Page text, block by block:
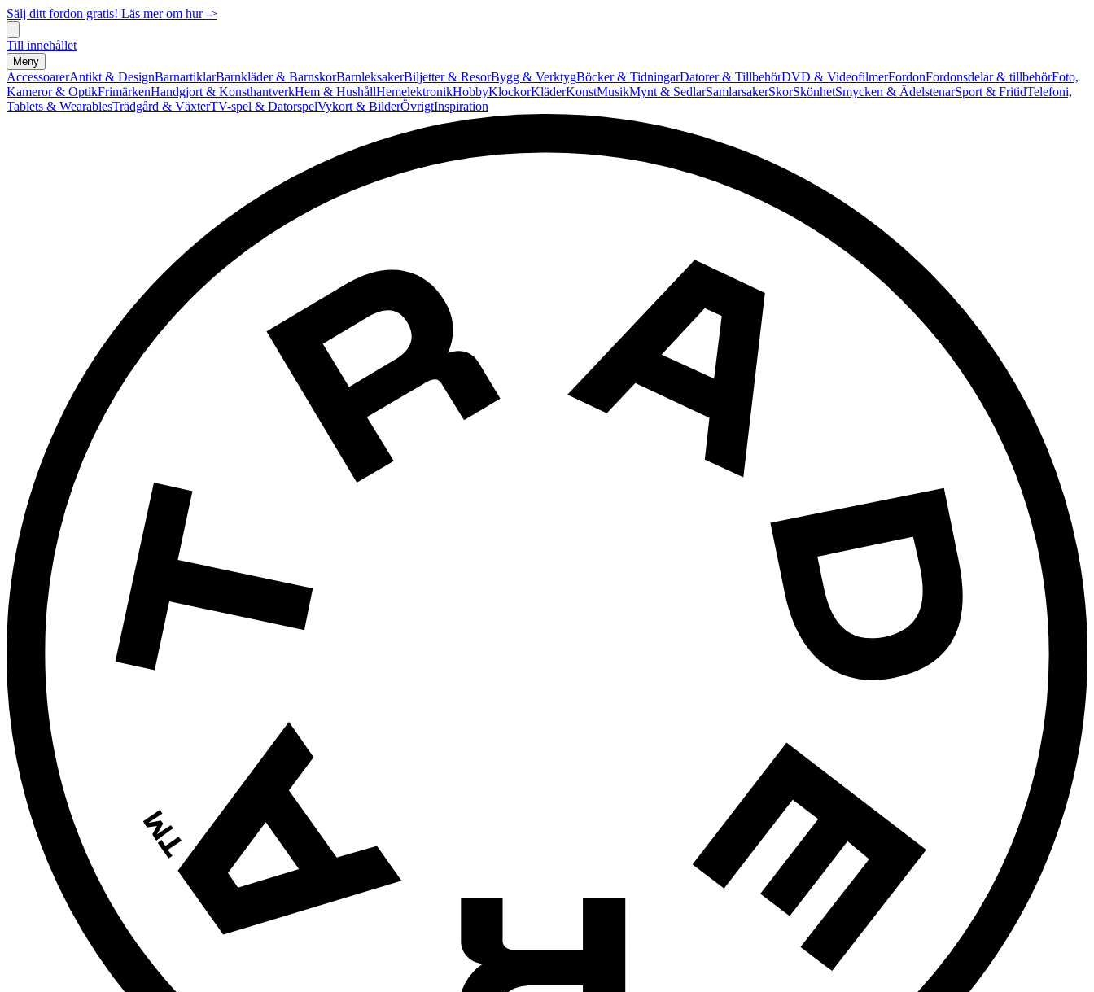
Sälj ditt fordon gratis! Läs mer om hur ->
Till innehållet
Meny
AccessoarerAntikt & DesignBarnartiklarBarnkläder & BarnskorBarnleksakerBiljetter & ResorBygg & VerktygBöcker & TidningarDatorer & TillbehörDVD & VideofilmerFordonFordonsdelar & tillbehörFoto,
Kameror & OptikFrimärkenHandgjort & KonsthantverkHem & HushållHemelektronikHobbyKlockorKläderKonstMusikMynt & SedlarSamlarsakerSkorSkönhetSmycken & ÄdelstenarSport & FritidTelefoni,
Tablets & WearablesTrädgård & VäxterTV-spel & DatorspelVykort & BilderÖvrigtInspiration